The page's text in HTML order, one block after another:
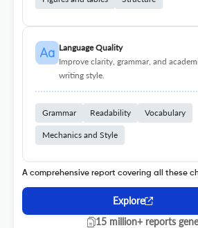
Language Quality
Improve clarity, grammar, and
writing style.
Grammar Readability Vocabulary
Mechanics and Style
A comprehensive report covering all these
Explore
15 million+ reports